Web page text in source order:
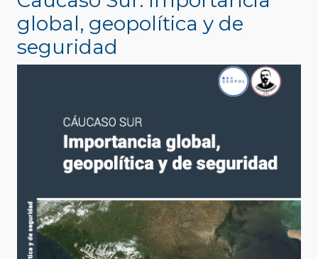
global, geopolítica y de
seguridad